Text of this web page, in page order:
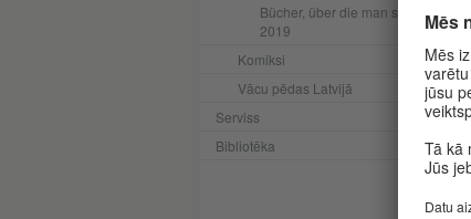
Bücher, über die man spricht
2019
Komiksi
Vācu pēdas Latvijā
Serviss
Bibliotēka